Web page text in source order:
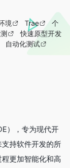
境 Trae
个
快速原型开发
自动化测试
），专为现代开
持软件开发的所
更加智能化和高